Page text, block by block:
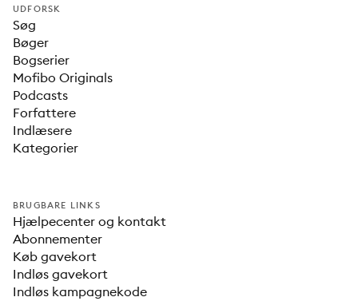
UDFORSK
Søg
Bøger
Bogserier
Mofibo Originals
Podcasts
Forfattere
Indlæsere
Kategorier
BRUGBARE LINKS
Hjælpecenter og kontakt
Abonnementer
Køb gavekort
Indløs gavekort
Indløs kampagnekode